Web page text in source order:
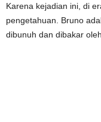
Karena kejadian ini, di
pengetahuan. Bruno
dibunuh dan dibakar